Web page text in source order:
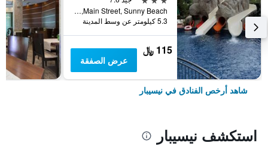
Main Street, Sunny Beach, نيسيبار, بلغاريا
5.3 كيلومتر عن وسط المدينة
115 ﷼
عرض الصفقة
شاهد أرخص الفنادق في نيسيبار
استكشف نيسيبار